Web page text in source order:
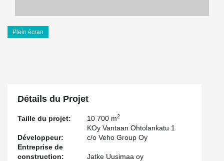
Plein écran
Détails du Projet
Taille du projet: 10 700 m2
Développeur:
KOy Vantaan Ohtolankatu 1
c/o Veho Group Oy
Entreprise de
construction:
Jatke Uusimaa oy